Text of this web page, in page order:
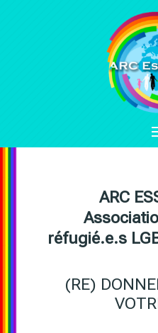
ARC
réfugié.e.s
(RE)